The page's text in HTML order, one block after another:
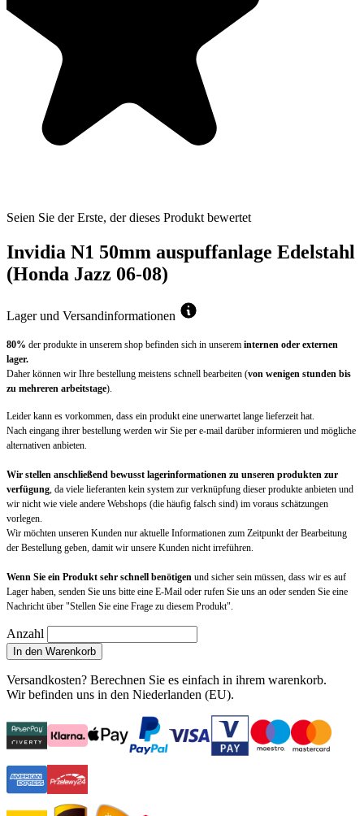
Seien Sie der Erste, der dieses Produkt bewertet
Invidia N1 50mm auspuffanlage Edelstahl
(Honda Jazz 06-08)
Lager und Versandinformationen
80% der produkte in unserem shop befinden sich in unserem internen oder externen
lager.
Daher können wir Ihre bestellung meistens schnell bearbeiten (von wenigen stunden bis
zu mehreren arbeitstage).
Leider kann es vorkommen, dass ein produkt eine unerwartet lange lieferzeit hat.
Nach eingang ihrer bestellung werden wir Sie per e-mail darüber informieren und mögliche
alternativen anbieten.
Wir stellen anschließend bewusst lagerinformationen zu unseren produkten zur
verfügung, da viele lieferanten kein system zur verknüpfung dieser produkte anbieten und
wir nicht wie viele andere Webshops (die häufig falsch sind) im voraus schätzungen
vorlegen.
Wir möchten unseren Kunden nur aktuelle Informationen zum Zeitpunkt der Bearbeitung
der Bestellung geben, damit wir unsere Kunden nicht irreführen.
Wenn Sie ein Produkt sehr schnell benötigen und sicher sein müssen, dass wir es auf
Lager haben, senden Sie uns bitte eine E-Mail oder rufen Sie uns an oder senden Sie eine
Nachricht über "Stellen Sie eine Frage zu diesem Produkt".
Anzahl
In den Warenkorb
Versandkosten? Berechnen Sie es einfach in ihrem warenkorb.
Wir befinden uns in den Niederlanden (EU).